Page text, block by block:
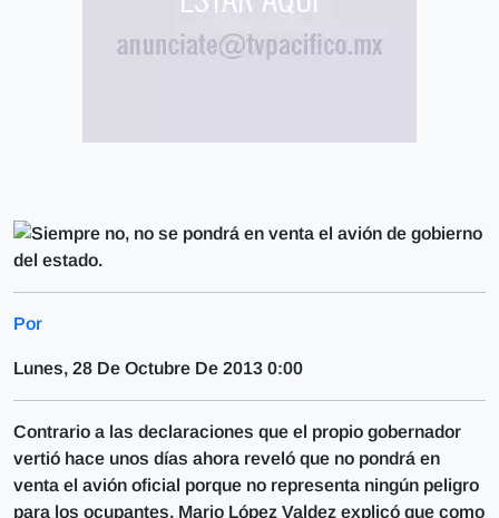
Por
Lunes, 28 De Octubre De 2013 0:00
Contrario a las declaraciones que el propio gobernador
vertió hace unos días ahora reveló que no pondrá en
venta el avión oficial porque no representa ningún peligro
para los ocupantes. Mario López Valdez explicó que como